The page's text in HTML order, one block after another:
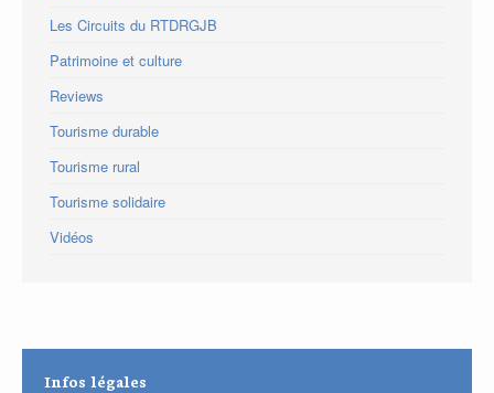
Les Circuits du RTDRGJB
Patrimoine et culture
Reviews
Tourisme durable
Tourisme rural
Tourisme solidaire
Vidéos
Infos légales